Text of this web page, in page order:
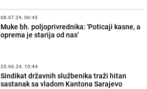
08.07.24. 06:45
Muke bh. poljoprivrednika: 'Poticaji kasne, a
oprema je starija od nas'
25.06.24. 10:44
Sindikat državnih službenika traži hitan
sastanak sa vladom Kantona Sarajevo